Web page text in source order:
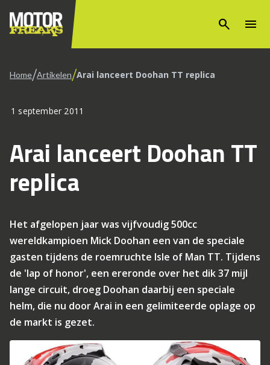
search menu
Home/Artikelen/Arai lanceert Doohan TT replica
1 september 2011
Arai lanceert Doohan TT
replica
Het afgelopen jaar was vijfvoudig 500cc
wereldkampioen Mick Doohan een van de speciale
gasten tijdens de roemruchte Isle of Man TT. Tijdens
de 'lap of honor', een ereronde over het dik 37 mijl
lange circuit, droeg Doohan daarbij een speciale
helm, die nu door Arai in een gelimiteerde oplage op
de markt is gezet.